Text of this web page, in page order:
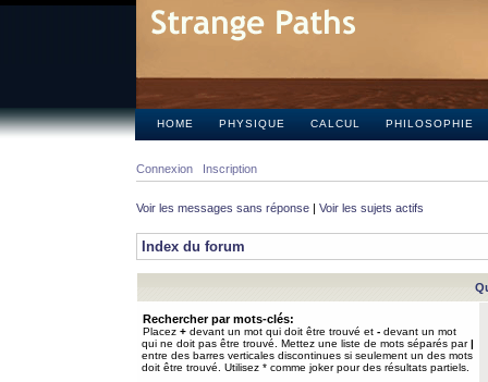
HOME PHYSIQUE CALCUL PHILOSOPHIE
Connexion Inscription
Voir les messages sans réponse | Voir les sujets actifs
Index du forum
Rechercher par mots-clés:
Placez + devant un mot qui doit être trouvé et - devant un mot
qui ne doit pas être trouvé. Mettez une liste de mots séparés par|
entre des barres verticales discontinues si seulement un des mots
doit être trouvé. Utilisez * comme joker pour des résultats partiels.